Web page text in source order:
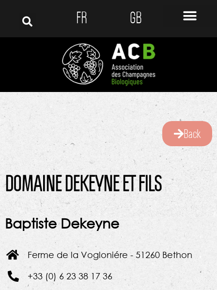
FR GB
DOMAINE DEKEYNE ET FILS
Back
Baptiste Dekeyne
Ferme de la Vogloniére - 51260 Bethon
+33 (0) 6 23 38 17 36